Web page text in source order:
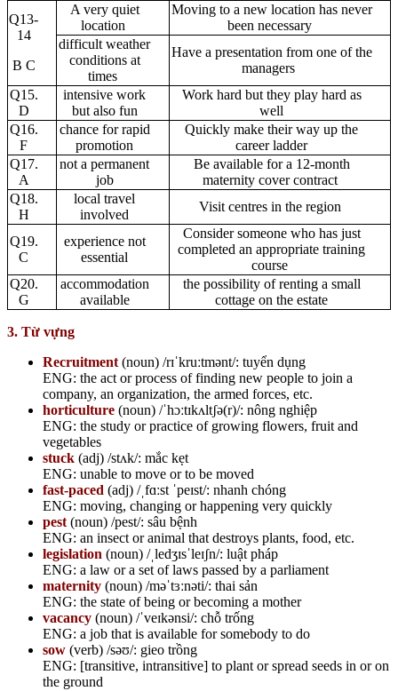
Q13-
14
B C
A very quiet
location
Moving to a new location has never
been necessary
difficult weather
conditions at
times
Have a presentation from one of the
managers
Q15.
D
intensive work
but also fun
Work hard but they play hard as
well
Q16.
F
chance for rapid
promotion
Quickly make their way up the
career ladder
Q17.
A
not a permanent
job
Be available for a 12-month
maternity cover contract
Q18.
H
local travel
involved
Visit centres in the region
Q19.
C
experience not
essential
Consider someone who has just
completed an appropriate training
course
Q20.
G
accommodation
available
the possibility of renting a small
cottage on the estate
3. Từ vựng
Recruitment (noun) /rɪˈkruːtmənt/: tuyển dụng
ENG: ​the act or process of finding new people to join a
company, an organization, the armed forces, etc.
horticulture (noun) /ˈhɔːtɪkʌltʃə(r)/: nông nghiệp
ENG: the study or practice of growing flowers, fruit and
vegetables
stuck (adj) /stʌk/: mắc kẹt
ENG: unable to move or to be moved
fast-paced (adj) /ˌfɑːst ˈpeɪst/: nhanh chóng
ENG: moving, changing or happening very quickly
pest (noun) /pest/: sâu bệnh
ENG: an insect or animal that destroys plants, food, etc.
legislation (noun) /ˌledʒɪsˈleɪʃn/: luật pháp
ENG: a law or a set of laws passed by a parliament
maternity (noun) /məˈtɜːnəti/: thai sản
ENG: ​the state of being or becoming a mother
vacancy (noun) /ˈveɪkənsi/: chỗ trống
ENG: a job that is available for somebody to do
sow (verb) /səʊ/: gieo trồng
ENG: [transitive, intransitive] to plant or spread seeds in or on
the ground